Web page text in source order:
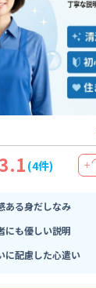
(4件) ＋
ある身だしなみ
にも優しい説明
に配慮した心遣い